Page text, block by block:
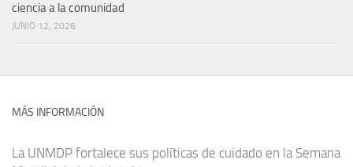
ciencia a la comunidad
JUNIO 12, 2026
MÁS INFORMACIÓN
La UNMDP fortalece sus políticas de cuidado en la Semana